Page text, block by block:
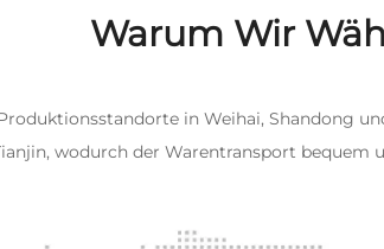
Warum Wir
in Weihai, Shandong
wodurch der Warentransport bequem